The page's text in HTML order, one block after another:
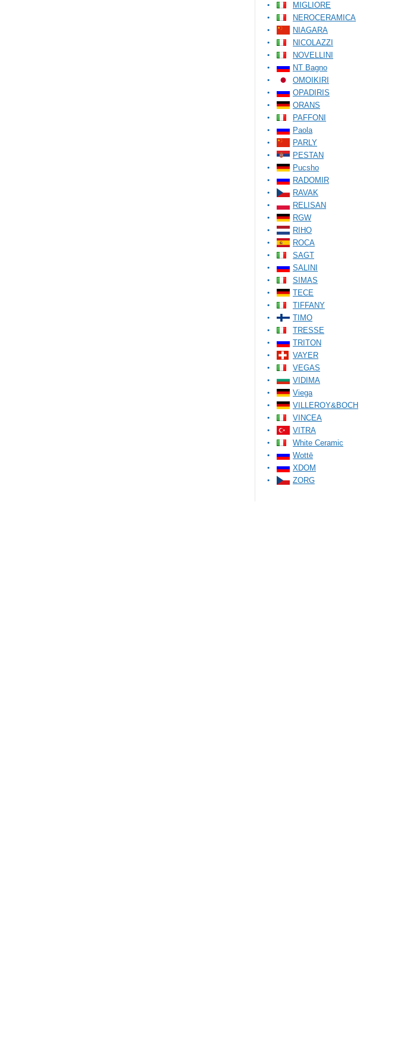
MIGLIORE
NEROCERAMICA
NIAGARA
NICOLAZZI
NOVELLINI
NT Bagno
OMOIKIRI
OPADIRIS
ORANS
PAFFONI
Paola
PARLY
PESTAN
Pucsho
RADOMIR
RAVAK
RELISAN
RGW
RIHO
ROCA
SAGT
SALINI
SIMAS
TECE
TIFFANY
TIMO
TRESSE
TRITON
VAYER
VEGAS
VIDIMA
Viega
VILLEROY&BOCH
VINCEA
VITRA
White Ceramic
Wottē
XDOM
ZORG